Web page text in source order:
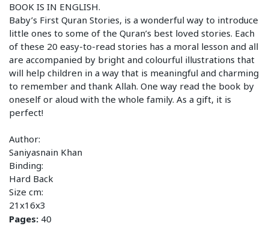
BOOK IS IN ENGLISH.
Baby’s First Quran Stories, is a wonderful way to introduce
little ones to some of the Quran’s best loved stories. Each
of these 20 easy-to-read stories has a moral lesson and all
are accompanied by bright and colourful illustrations that
will help children in a way that is meaningful and charming
to remember and thank Allah. One way read the book by
oneself or aloud with the whole family. As a gift, it is
perfect!
Author:
Saniyasnain Khan
Binding:
Hard Back
Size cm:
21x16x3
Pages: 40